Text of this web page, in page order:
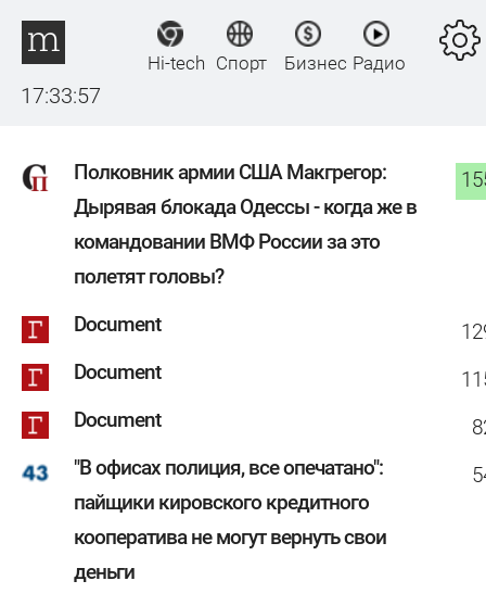
17:33:57
Hi-tech Спорт Бизнес Радио
Полковник армии США Макгрегор:
Дырявая блокада Одессы - когда же в
командовании ВМФ России за это
полетят головы?
Document
Document
Document
"В офисах полиция, все опечатано":
пайщики кировского кредитного
кооператива не могут вернуть свои
деньги